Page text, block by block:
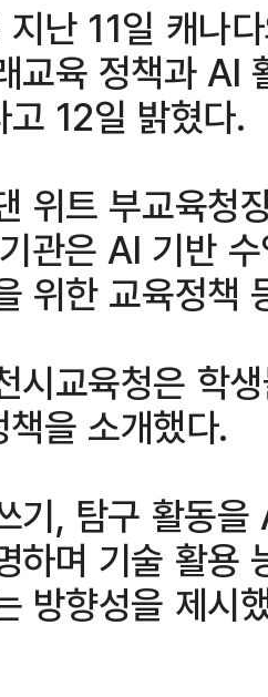
난 11일 캐나
교육 정책과 AI
12일 밝혔다.
위트 부교육청
관은 AI 기반
위한 교육정책
시교육청은 학
을 소개했다.
기, 탐구 활동을
하며 기술 활용
방향성을 제시